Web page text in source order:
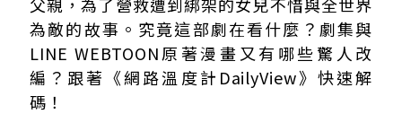
為敵的故事。究竟這部劇在看什麼？劇集與
LINE WEBTOON原著漫畫又有哪些驚人改
編？跟著《網路溫度計DailyView》快速解
碼！